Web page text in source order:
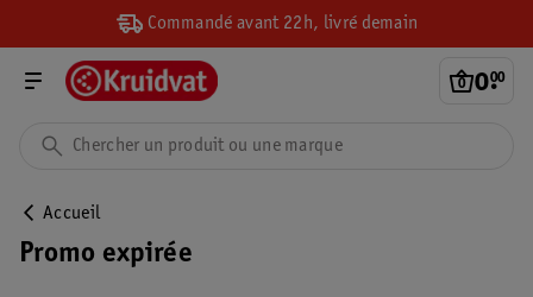
Commandé avant 22h, livré demain
0.
00
Accueil
Promo expirée